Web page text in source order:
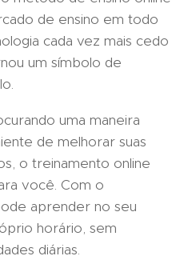
de ensino em todo
cada vez mais cedo
um símbolo de
uma maneira
de melhorar suas
o treinamento online
você. Com o
aprender no seu
horário, sem
diárias.